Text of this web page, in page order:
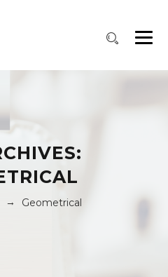
→ Geometrical